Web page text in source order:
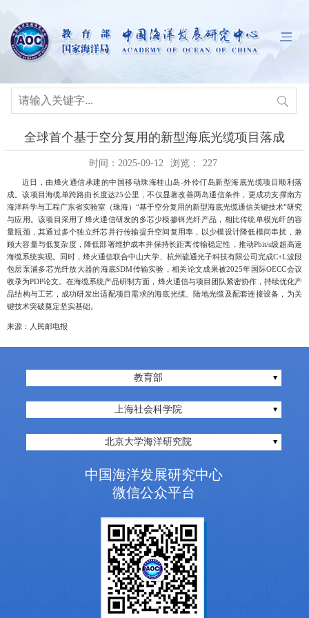
全球首个基于空分复用的新型海底光缆项目落成
时间：2025-09-12 浏览： 227
近日，由烽火通信承建的中国移动珠海桂山岛-外伶仃岛新型海底光缆项目顺利落
成。该项目海缆单跨路由长度达25公里，不仅显著改善两岛通信条件，更成功支撑南方
海洋科学与工程广东省实验室（珠海）“基于空分复用的新型海底光缆通信关键技术”研究
与应用。该项目采用了烽火通信研发的多芯少模掺铒光纤产品，相比传统单模光纤的容
量瓶颈，其通过多个独立纤芯并行传输提升空间复用率，以少模设计降低模间串扰，兼
顾大容量与低复杂度，降低部署维护成本并保持长距离传输稳定性，推动Pbit/s级超高速
海缆系统实现。同时，烽火通信联合中山大学、杭州硫通光子科技有限公司完成C+L波段
包层泵浦多芯光纤放大器的海底SDM传输实验，相关论文成果被2025年国际OECC会议
收录为PDP论文。在海缆系统产品研制方面，烽火通信与项目团队紧密协作，持续优化产
品结构与工艺，成功研发出适配项目需求的海底光缆、陆地光缆及配套连接设备，为关
键技术突破奠定坚实基础。
来源：人民邮电报
教育部
上海社会科学院
北京大学海洋研究院
中国海洋发展研究中心
微信公众平台